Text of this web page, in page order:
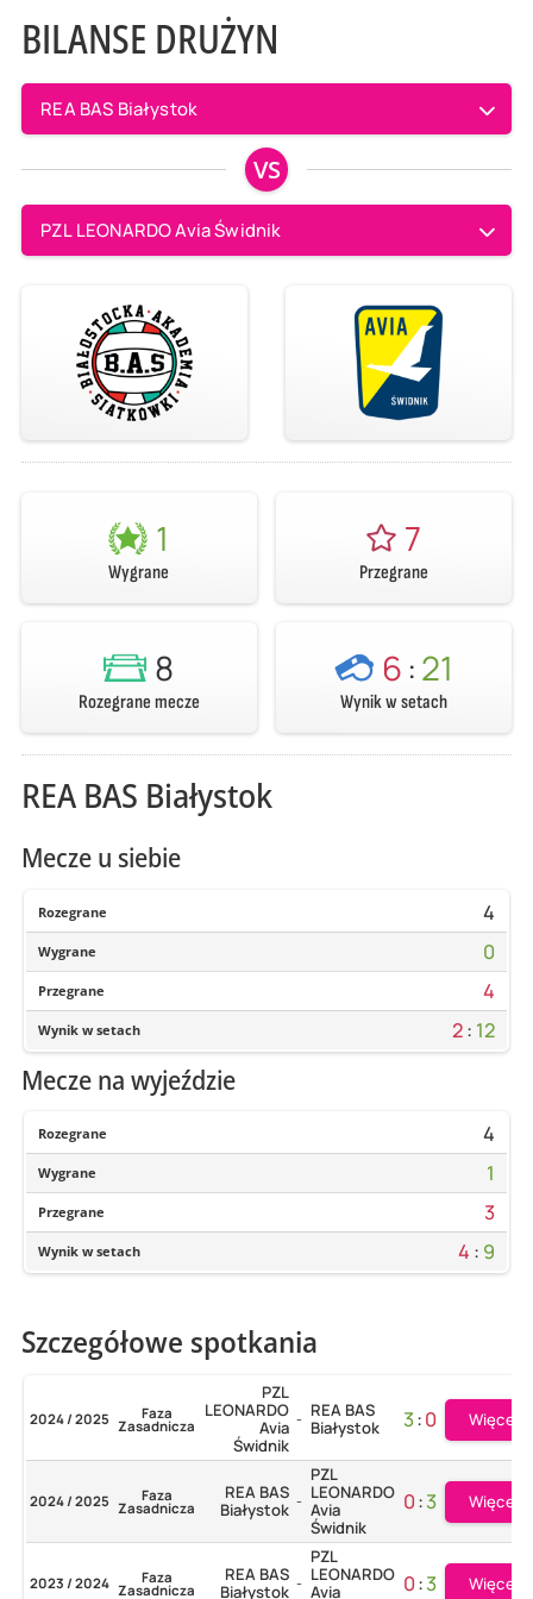
BILANSE DRUŻYN
REA BAS Białystok
VS
PZL LEONARDO Avia Świdnik
1
Wygrane
7
Przegrane
8
Rozegrane mecze
6 :21
Wynik w setach
REA BAS Białystok
Mecze u siebie
Rozegrane 4
Wygrane 0
Przegrane 4
Wynik w setach 2: 12
Mecze na wyjeździe
Rozegrane 4
Wygrane 1
Przegrane 3
Wynik w setach 4 : 9
Szczegółowe spotkania
2024 / 2025 Faza
Zasadnicza
PZL
LEONARDO
Avia
Świdnik
- REA BAS
Białystok
3:0 Więcej
2024 / 2025 Faza
Zasadnicza
REA BAS
Białystok -
PZL
LEONARDO
Avia
Świdnik
0:3 Więcej
2023 / 2024 Faza
Zasadnicza
REA BAS
Białystok -
PZL
LEONARDO
Avia
0:3 Więcej